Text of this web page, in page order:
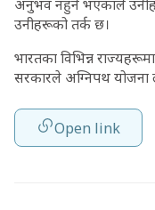
अनुभव नहुने भएकाले
उनीहरूको तर्क छ।
भारतका विभिन्न
सरकारले अग्निपथ योजना
Open link